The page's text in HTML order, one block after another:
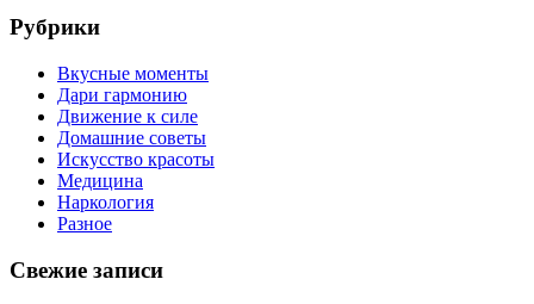
Рубрики
Вкусные моменты
Дари гармонию
Движение к силе
Домашние советы
Искусство красоты
Медицина
Наркология
Разное
Свежие записи